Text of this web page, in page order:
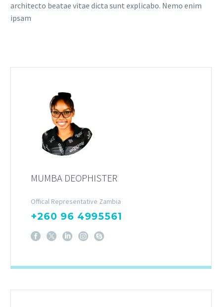
architecto beatae vitae dicta sunt explicabo. Nemo enim
ipsam
MUMBA DEOPHISTER
Offical Representative Zambia
+260 96 4995561